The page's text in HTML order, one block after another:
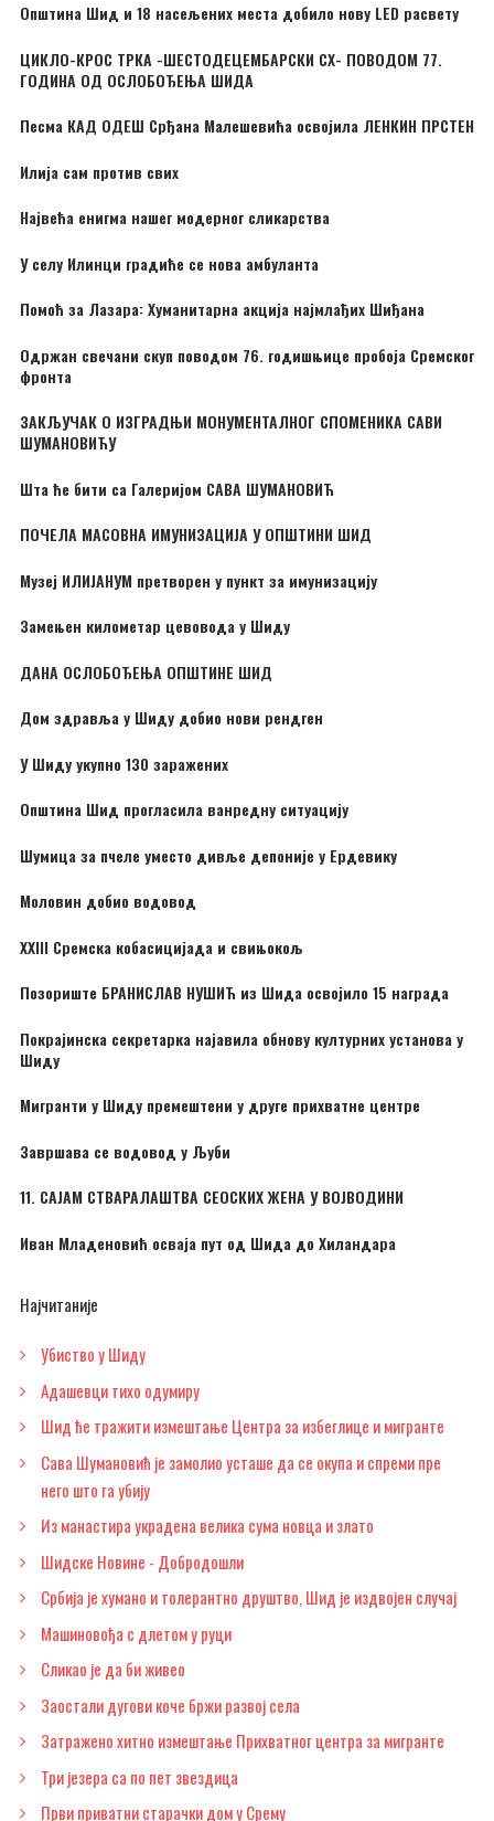
Општина Шид и 18 насељених места добило нову LED расвету
ЦИКЛО-КРОС ТРКА -ШЕСТОДЕЦЕМБАРСКИ CX- ПОВОДОМ 77.
ГОДИНА ОД ОСЛОБОЂЕЊА ШИДА
Песма КАД ОДЕШ Срђана Малешевића освојила ЛЕНКИН ПРСТЕН
Илија сам против свих
Највећа енигма нашег модерног сликарства
У селу Илинци градиће се нова амбуланта
Помоћ за Лазара: Хуманитарна акција најмлађих Шиђана
Одржан свечани скуп поводом 76. годишњице пробоја Сремског
фронта
ЗАКЉУЧАК О ИЗГРАДЊИ МОНУМЕНТАЛНОГ СПОМЕНИКА САВИ
ШУМАНОВИЋУ
Шта ће бити са Галеријом САВА ШУМАНОВИЋ
ПОЧЕЛА МАСОВНА ИМУНИЗАЦИЈА У ОПШТИНИ ШИД
Музеј ИЛИЈАНУМ претворен у пункт за имунизацију
Замењен километар цевовода у Шиду
ДАНА ОСЛОБОЂЕЊА ОПШТИНЕ ШИД
Дом здравља у Шиду добио нови рендген
У Шиду укупно 130 заражених
Општина Шид прогласила ванредну ситуацију
Шумица за пчеле уместо дивље депоније у Ердевику
Моловин добио водовод
XXIII Сремска кобасицијада и свињокољ
Позориште БРАНИСЛАВ НУШИЋ из Шида освојило 15 награда
Покрајинска секретарка најавила обнову културних установа у
Шиду
Мигранти у Шиду премештени у друге прихватне центре
Завршава се водовод у Љуби
11. САЈАМ СТВАРАЛАШТВА СЕОСКИХ ЖЕНА У ВОЈВОДИНИ
Иван Младеновић осваја пут од Шида до Хиландара
Најчитаније
Убиство у Шиду
Адашевци тихо одумиру
Шид ће тражити измештање Центра за избеглице и мигранте
Сава Шумановић је замолио усташе да се окупа и спреми пре
него што га убију
Из манастира украдена велика сума новца и злато
Шидске Новине - Добродошли
Србија је хумано и толерантно друштво, Шид је издвојен случај
Машиновођа с длетом у руци
Сликао је да би живео
Заостали дугови коче бржи развој села
Затражено хитно измештање Прихватног центра за мигранте
Три језера са по пет звездица
Први приватни старачки дом у Срему